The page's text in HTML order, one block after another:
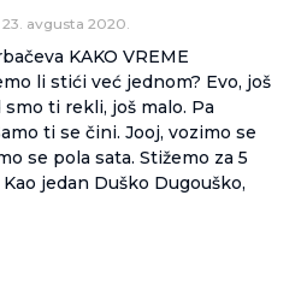
23. avgusta 2020.
KAKO VREME
li stići već jednom? Evo, još
smo ti rekli, još malo. Pa
ti se čini. Jooj, vozimo se
se pola sata. Stižemo za 5
jedan Duško Dugouško,